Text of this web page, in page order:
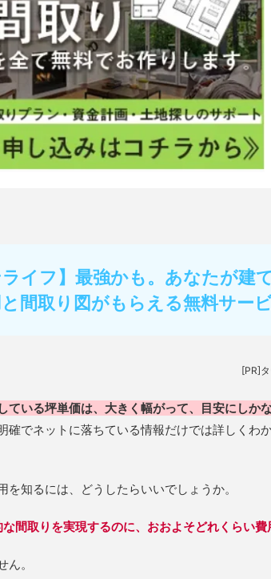
ライフ】最強かも。あなたが建
間取り図がもらえる無料サービ
[PR]
ている坪単価は、大きく幅がって、目安にしかな
確でネットに落ちている情報だけでは詳しくわ
を知るには、どうしたらいいでしょうか。
間取りを実現するのに、おおよそどれくらい費
。